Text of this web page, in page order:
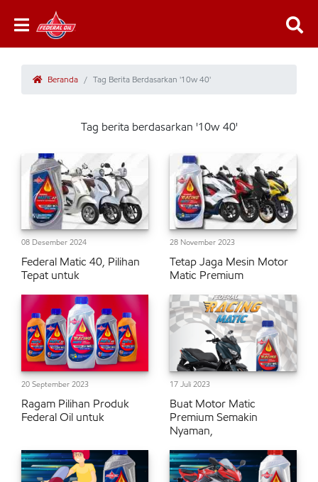
Beranda Tag Berita Berdasarkan '10w 40'
Tag berita berdasarkan '10w 40'
08 Desember 2024
Federal Matic 40, Pilihan
Tepat untuk
28 November 2023
Tetap Jaga Mesin Motor
Matic Premium
20 September 2023
Ragam Pilihan Produk
Federal Oil untuk
17 Juli 2023
Buat Motor Matic
Premium Semakin
Nyaman,